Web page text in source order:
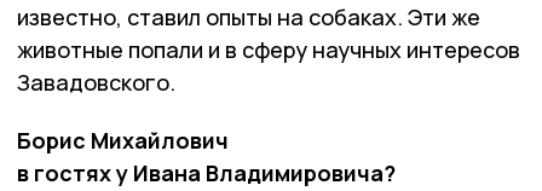
известно, ставил опыты на собаках. Эти же
животные попали и в сферу научных интересов
Завадовского.
Борис Михайлович
в гостях у Ивана Владимировича?